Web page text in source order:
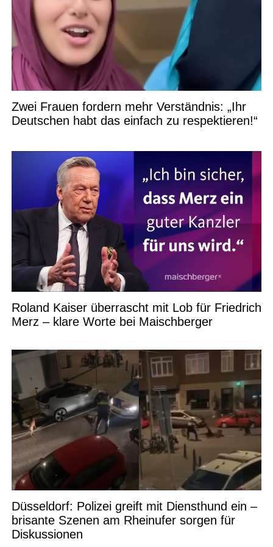
Zwei Frauen fordern mehr Verständnis: „Ihr
Deutschen habt das einfach zu respektieren!“
Roland Kaiser überrascht mit Lob für Friedrich
Merz – klare Worte bei Maischberger
Düsseldorf: Polizei greift mit Diensthund ein –
brisante Szenen am Rheinufer sorgen für
Diskussionen